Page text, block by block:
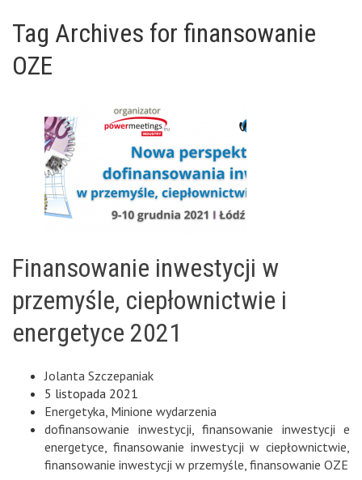
Tag Archives for finansowanie
OZE
Finansowanie inwestycji w
przemyśle, ciepłownictwie i
energetyce 2021
Jolanta Szczepaniak
5 listopada 2021
Energetyka Minione wydarzenia
dofinansowanie inwestycji
finansowanie inwestycji e
energetyce finansowanie inwestycji w ciepłownictwie
finansowanie inwestycji w przemyśle finansowanie OZE